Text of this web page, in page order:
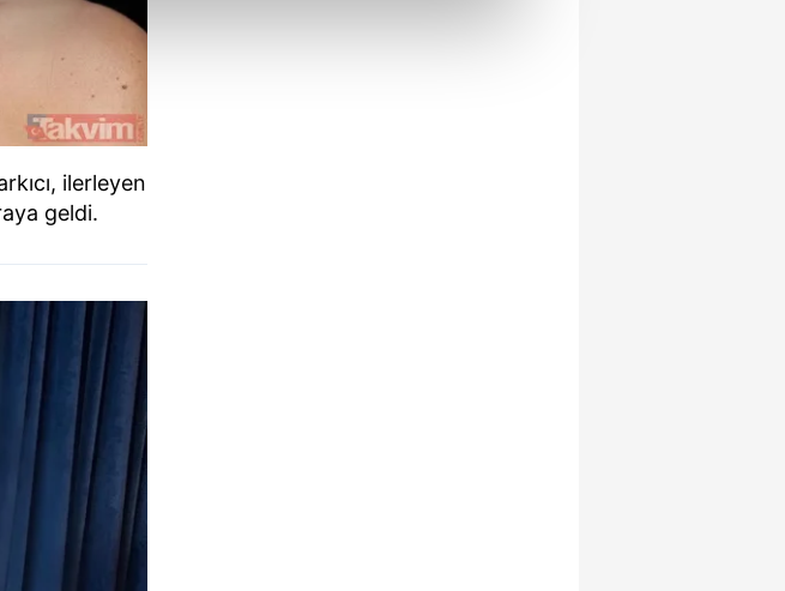
ve üçüncü kişilere ait çerezler kullanılmaktadır. Bu
çerezler bilgi toplumu hizmetlerinin sunulması
ve kişiselleştirilmesi ve sizlere yönelik
açık rızanız dahilinde kullanılacaktır.
ilerleyen
geldi.